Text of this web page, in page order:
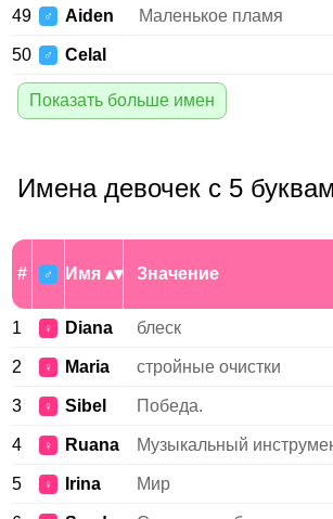
49 ♂ Aiden Маленькое пламя
50 ♂ Celal
Показать больше имен
Имена девочек с 5
# ♂ Имя Значение
1 ♀ Diana блеск
2 ♀ Maria стройные очистки
3 ♀ Sibel Победа.
4 ♀ Ruana Музыкальный
5 ♀ Irina Мир